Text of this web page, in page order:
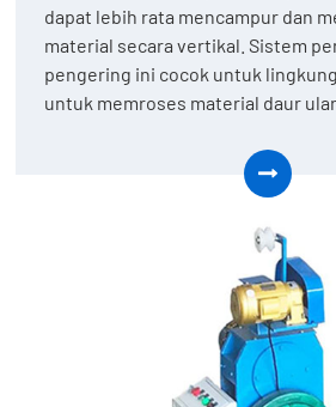
dapat lebih rata mencampur dan
material secara vertikal. Sistem
pengering ini cocok untuk
untuk memroses material daur